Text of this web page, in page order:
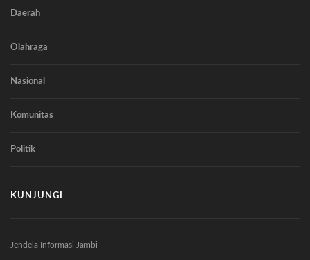
Daerah
Olahraga
Nasional
Komunitas
Politik
KUNJUNGI
Jendela Informasi Jambi